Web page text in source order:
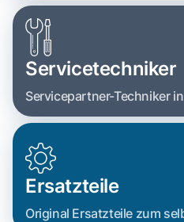
Servicetechniker
Servicepartner-Techniker
Ersatzteile
Original Ersatzteile zum